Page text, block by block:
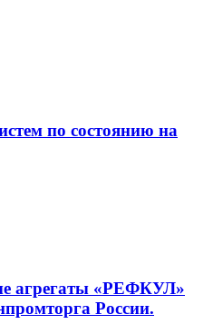
по состоянию на
агрегаты «РЕФКУЛ»
России.